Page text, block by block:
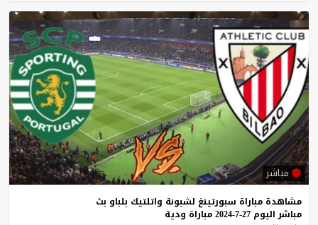
مباشر
مشاهدة مباراة سبورتينغ لشبونة واتلتيك بلباو بث
مباشر اليوم 27-7-2024 مباراة ودية